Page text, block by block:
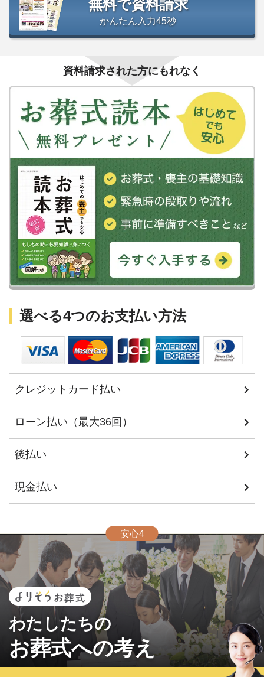
無料で資料請求
かんたん入力45秒
資料請求された方にもれなく
選べる4つのお支払い方法
クレジットカード払い
ローン払い（最大36回）
後払い
現金払い
安心4
わたしたちの
お葬式への考え